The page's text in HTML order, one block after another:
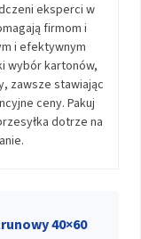
eksperci w
firmom i
i efektywnym
wybór kartonów,
zawsze stawiając
ceny. Pakuj
dotrze na
40×60